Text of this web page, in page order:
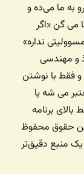
به ما می‌ده و
می گن «اگر
نداره»
و مهندسی
فقط با نوشتن
می شه یا
بالای برنامه
حقوق محفوظ
منبع دقیق‌تر